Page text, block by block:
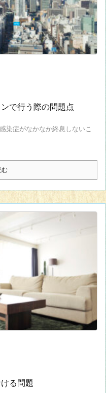
で行う際の問題点
染症がなかなか終息しないこ
む
る問題